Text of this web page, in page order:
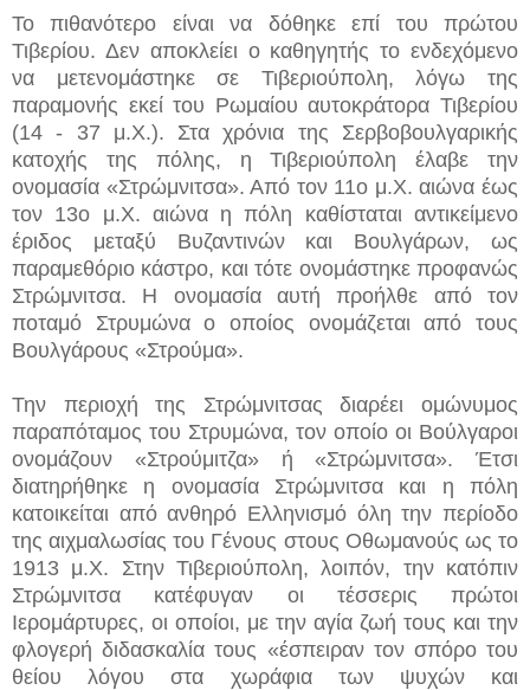
Το πιθανότερο είναι να δόθηκε επί του πρώτου
Τιβερίου. Δεν αποκλείει ο καθηγητής το ενδεχόμενο
να μετενομάστηκε σε Τιβεριούπολη, λόγω της
παραμονής εκεί του Ρωμαίου αυτοκράτορα Τιβερίου
(14 - 37 μ.Χ.). Στα χρόνια της Σερβοβουλγαρικής
κατοχής της πόλης, η Τιβεριούπολη έλαβε την
ονομασία «Στρώμνιτσα». Από τον 11ο μ.Χ. αιώνα έως
τον 13ο μ.Χ. αιώνα η πόλη καθίσταται αντικείμενο
έριδος μεταξύ Βυζαντινών και Βουλγάρων, ως
παραμεθόριο κάστρο, και τότε ονομάστηκε προφανώς
Στρώμνιτσα. Η ονομασία αυτή προήλθε από τον
ποταμό Στρυμώνα ο οποίος ονομάζεται από τους
Βουλγάρους «Στρούμα».
Την περιοχή της Στρώμνιτσας διαρέει ομώνυμος
παραπόταμος του Στρυμώνα, τον οποίο οι Βούλγαροι
ονομάζουν «Στρούμιτζα» ή «Στρώμνιτσα». Έτσι
διατηρήθηκε η ονομασία Στρώμνιτσα και η πόλη
κατοικείται από ανθηρό Ελληνισμό όλη την περίοδο
της αιχμαλωσίας του Γένους στους Οθωμανούς ως το
1913 μ.Χ. Στην Τιβεριούπολη, λοιπόν, την κατόπιν
Στρώμνιτσα κατέφυγαν οι τέσσερις πρώτοι
Ιερομάρτυρες, οι οποίοι, με την αγία ζωή τους και την
φλογερή διδασκαλία τους «έσπειραν τον σπόρο του
θείου λόγου στα χωράφια των ψυχών και